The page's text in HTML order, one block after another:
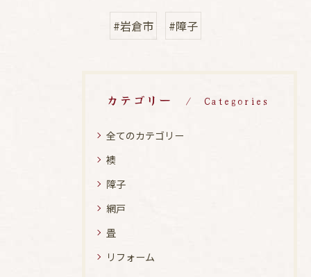
#岩倉市 #障子
カテゴリー Categories
全てのカテゴリー
襖
障子
網戸
畳
リフォーム